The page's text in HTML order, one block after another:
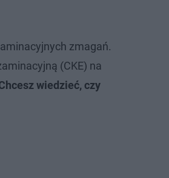
zmagań.
(CKE) na
wiedzieć, czy